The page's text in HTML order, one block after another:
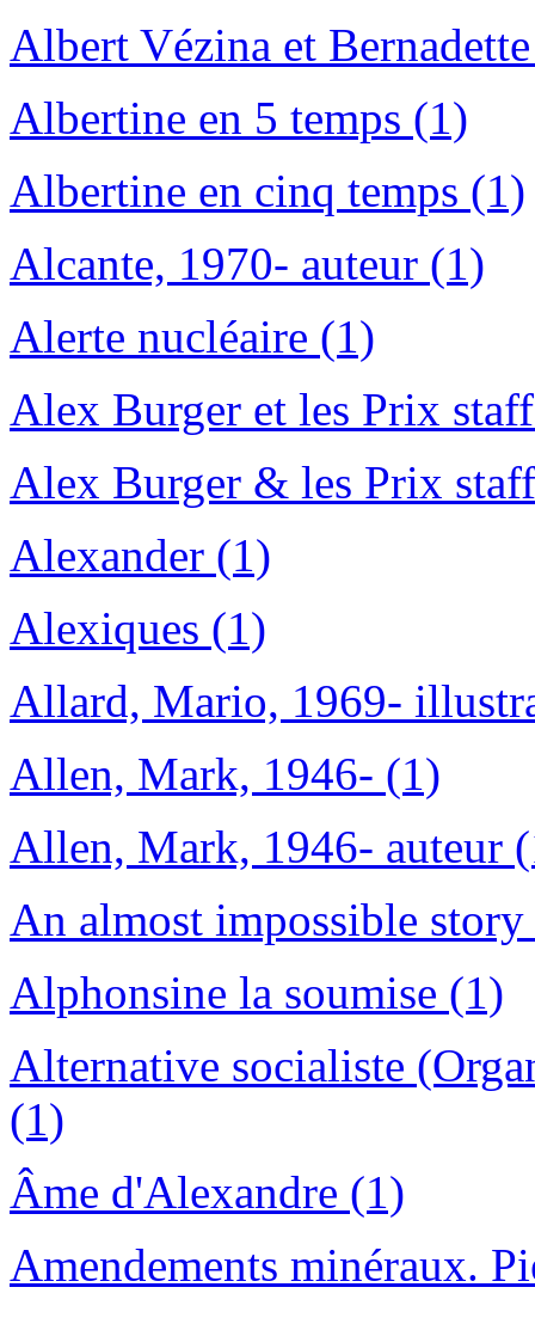
Albert Vézina et
Albertine en 5 temps (1)
Albertine en cinq temps (1)
Alcante, 1970- auteur (1)
Alerte nucléaire (1)
Alex Burger et les Prix
Alex Burger & les Prix
Alexander (1)
Alexiques (1)
Allard, Mario, 1969-
Allen, Mark, 1946- (1)
Allen, Mark, 1946- auteur
An almost impossible
Alphonsine la soumise (1)
Alternative socialiste
(1)
Âme d'Alexandre (1)
Amendements minéraux.